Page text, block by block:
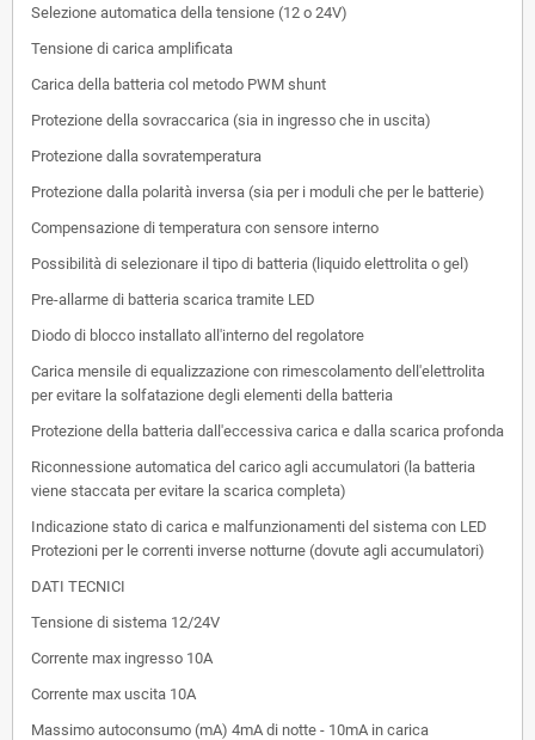
Selezione automatica della tensione (12 o 24V)
Tensione di carica amplificata
Carica della batteria col metodo PWM shunt
Protezione della sovraccarica (sia in ingresso che in uscita)
Protezione dalla sovratemperatura
Protezione dalla polarità inversa (sia per i moduli che per le batterie)
Compensazione di temperatura con sensore interno
Possibilità di selezionare il tipo di batteria (liquido elettrolita o gel)
Pre-allarme di batteria scarica tramite LED
Diodo di blocco installato all'interno del regolatore
Carica mensile di equalizzazione con rimescolamento dell'elettrolita
per evitare la solfatazione degli elementi della batteria
Protezione della batteria dall'eccessiva carica e dalla scarica profonda
Riconnessione automatica del carico agli accumulatori (la batteria
viene staccata per evitare la scarica completa)
Indicazione stato di carica e malfunzionamenti del sistema con LED
Protezioni per le correnti inverse notturne (dovute agli accumulatori)
DATI TECNICI
Tensione di sistema 12/24V
Corrente max ingresso 10A
Corrente max uscita 10A
Massimo autoconsumo (mA) 4mA di notte - 10mA in carica